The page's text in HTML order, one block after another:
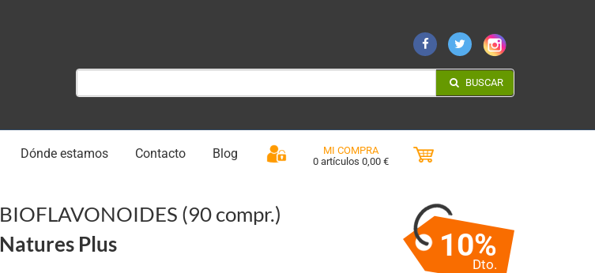
BUSCAR
Dónde estamos Contacto Blog
MI COMPRA
0 artículos 0,00 €
BIOFLAVONOIDES (90 compr.)
Natures Plus
10%
Dto.